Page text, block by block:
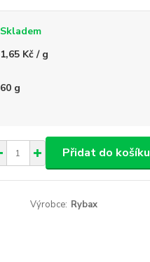
Skladem
1,65 Kč / g
60 g
Přidat do košíku
Výrobce: Rybax